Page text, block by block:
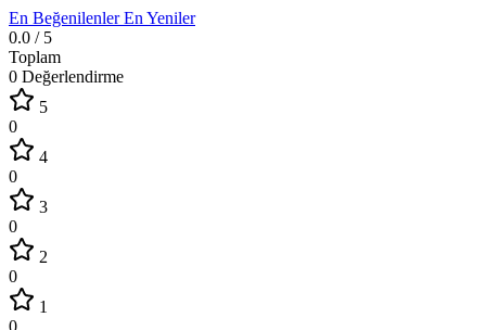
En BeğenilenlerEn Yeniler
0.0 / 5
Toplam
0 Değerlendirme
5
0
4
0
3
0
2
0
1
0